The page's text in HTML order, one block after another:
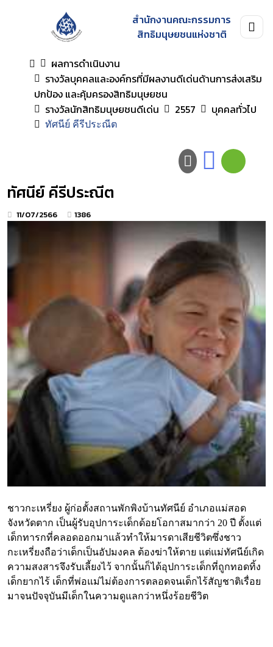
สำนักงานคณะกรรมการ
สิทธิมนุษยชนแห่งชาติ
ผลการดำเนินงาน
รางวัลบุคคลและองค์กรที่มีผลงานดีเด่นด้านการส่งเสริม
ปกป้อง และคุ้มครองสิทธิมนุษยชน
รางวัลนักสิทธิมนุษยชนดีเด่น
2557 บุคคลทั่วไป
ทัศนีย์ คีรีประณีต
ทัศนีย์ คีรีประณีต
11/07/2566 1386
ชาวกะเหรี่ยง ผู้ก่อตั้งสถานพักพิงบ้านทัศนีย์ อำเภอแม่สอด
จังหวัดตาก เป็นผู้รับอุปการะเด็กด้อยโอกาสมากว่า 20 ปี ตั้งแต่
เด็กทารกที่คลอดออกมาแล้วทำให้มารดาเสียชีวิตซึ่งชาว
กะเหรี่ยงถือว่าเด็กเป็นอัปมงคล ต้องฆ่าให้ตาย แต่แม่ทัศนีย์เกิด
ความสงสารจึงรับเลี้ยงไว้ จากนั้นก็ได้อุปการะเด็กที่ถูกทอดทิ้ง
เด็กยากไร้ เด็กที่พ่อแม่ไม่ต้องการตลอดจนเด็กไร้สัญชาติเรื่อย
มาจนปัจจุบันมีเด็กในความดูแลกว่าหนึ่งร้อยชีวิต